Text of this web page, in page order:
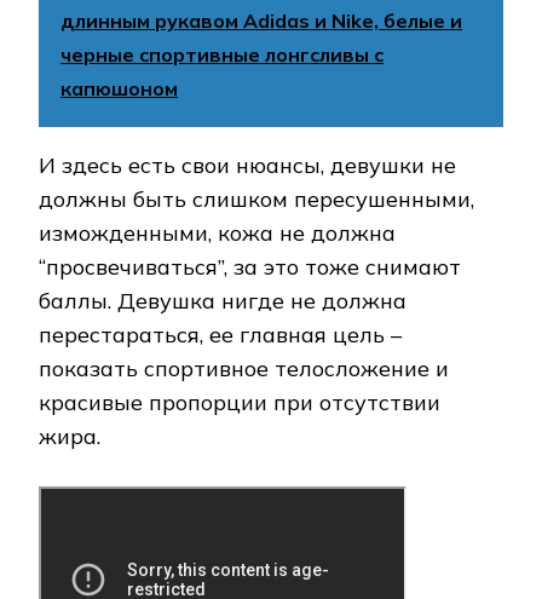
длинным рукавом Adidas и Nike, белые и
черные спортивные лонгсливы с
капюшоном
И здесь есть свои нюансы, девушки не
должны быть слишком пересушенными,
изможденными, кожа не должна
“просвечиваться”, за это тоже снимают
баллы. Девушка нигде не должна
перестараться, ее главная цель –
показать спортивное телосложение и
красивые пропорции при отсутствии
жира.